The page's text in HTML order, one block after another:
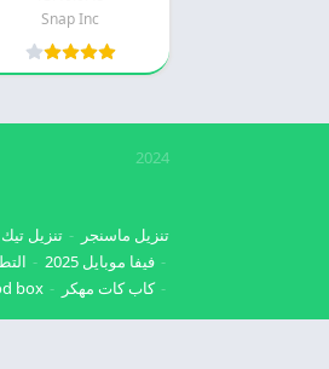
Snap Inc
2024
تنزيل ماسنجر تنزيل تيك
فيفا موبايل 2025
كاب كات مهكر
box